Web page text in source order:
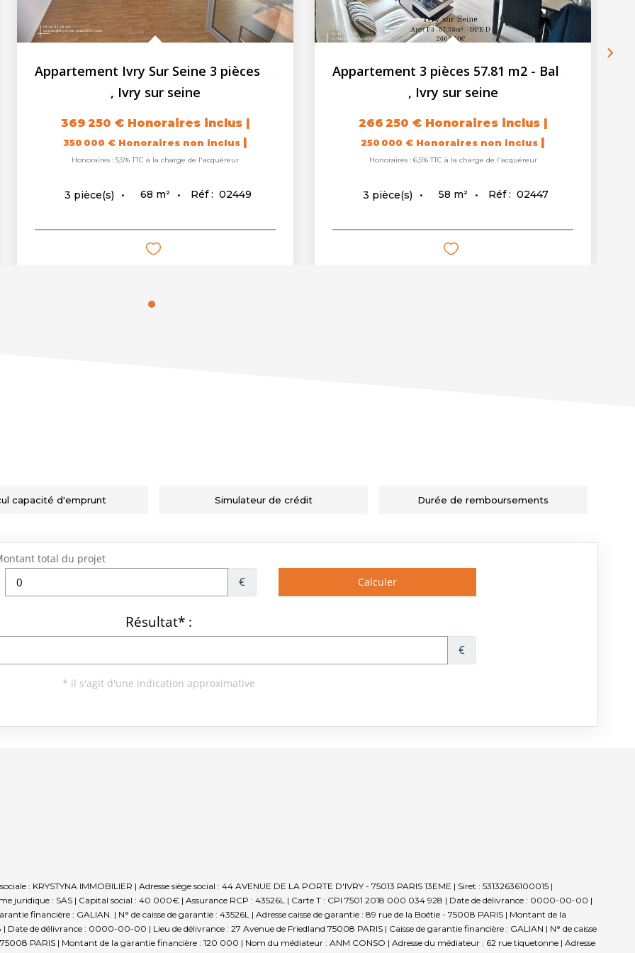
, Ivry sur seine
369 250 € Honoraires inclus |
350 000 € Honoraires non inclus |
Honoraires : 5,5% TTC à la charge de l'acquéreur
3 pièce(s) 68 m² Réf : 02449
, Ivry sur seine
266 250 € Honoraires inclus |
250 000 € Honoraires non inclus |
Honoraires : 6,5% TTC à la charge de l'acquéreur
3 pièce(s) 58 m² Réf : 02447
capacité d'emprunt Simulateur de crédit Durée de remboursements
: KRYSTYNA IMMOBILIER | Adresse siège social : 44 AVENUE DE LA PORTE D'IVRY - 75013 PARIS 13EME | Siret : 53132636100015 |
juridique : SAS | Capital social : 40 000€ | Assurance RCP : 43526L | Carte T : CPI 7501 2018 000 034 928 | Date de délivrance : 0000-00-00 |
financière : GALIAN. | N° de caisse de garantie : 43526L | Adresse caisse de garantie : 89 rue de la Boétie - 75008 PARIS | Montant de la
de délivrance : 0000-00-00 | Lieu de délivrance : 27 Avenue de Friedland 75008 PARIS | Caisse de garantie financière : GALIAN | N° de caisse
PARIS | Montant de la garantie financière : 120 000 | Nom du médiateur : ANM CONSO | Adresse du médiateur : 62 rue tiquetonne | Adresse